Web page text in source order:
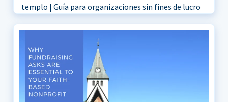
templo | Guía para organizaciones sin fines de lucro